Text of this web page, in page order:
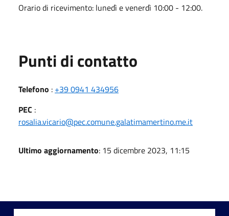
Orario di ricevimento: lunedì e venerdì 10:00 - 12:00.
Punti di contatto
Telefono : +39 0941 434956
PEC :
rosalia.vicario@pec.comune.galatimamertino.me.it
Ultimo aggiornamento: 15 dicembre 2023, 11:15